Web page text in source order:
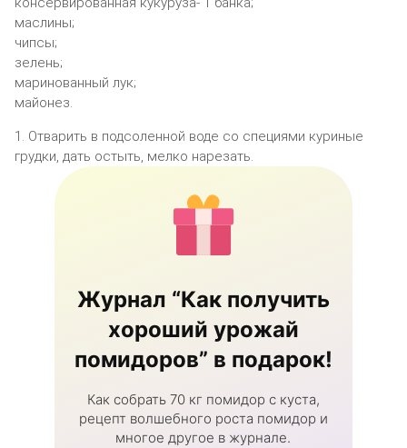
маслины;
чипсы;
зелень;
маринованный лук;
майонез.
1. Отварить в подсоленной воде со специями куриные
грудки, дать остыть, мелко нарезать.
Журнал “Как получить
хороший урожай
помидоров” в подарок!
Как собрать 70 кг помидор с куста,
рецепт волшебного роста помидор и
многое другое в журнале.